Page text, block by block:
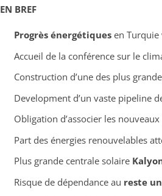
EN BREF
Progrès énergétiquesen Turquie
Accueil de la conférence sur le
Construction d’une des plus
Development d’un vaste pipeline
Obligation d’associer les
Part des énergies renouvelables
Plus grande centrale solaire
Risque de dépendance au reste